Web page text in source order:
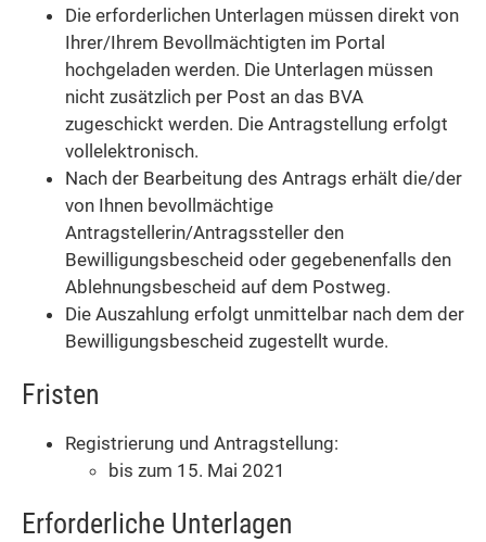
Die erforderlichen Unterlagen müssen direkt von
Ihrer/Ihrem Bevollmächtigten im Portal
hochgeladen werden. Die Unterlagen müssen
nicht zusätzlich per Post an das BVA
zugeschickt werden. Die Antragstellung erfolgt
vollelektronisch.
Nach der Bearbeitung des Antrags erhält die/der
von Ihnen bevollmächtige
Antragstellerin/Antragssteller den
Bewilligungsbescheid oder gegebenenfalls den
Ablehnungsbescheid auf dem Postweg.
Die Auszahlung erfolgt unmittelbar nach dem der
Bewilligungsbescheid zugestellt wurde.
Fristen
Registrierung und Antragstellung:
bis zum 15. Mai 2021
Erforderliche Unterlagen